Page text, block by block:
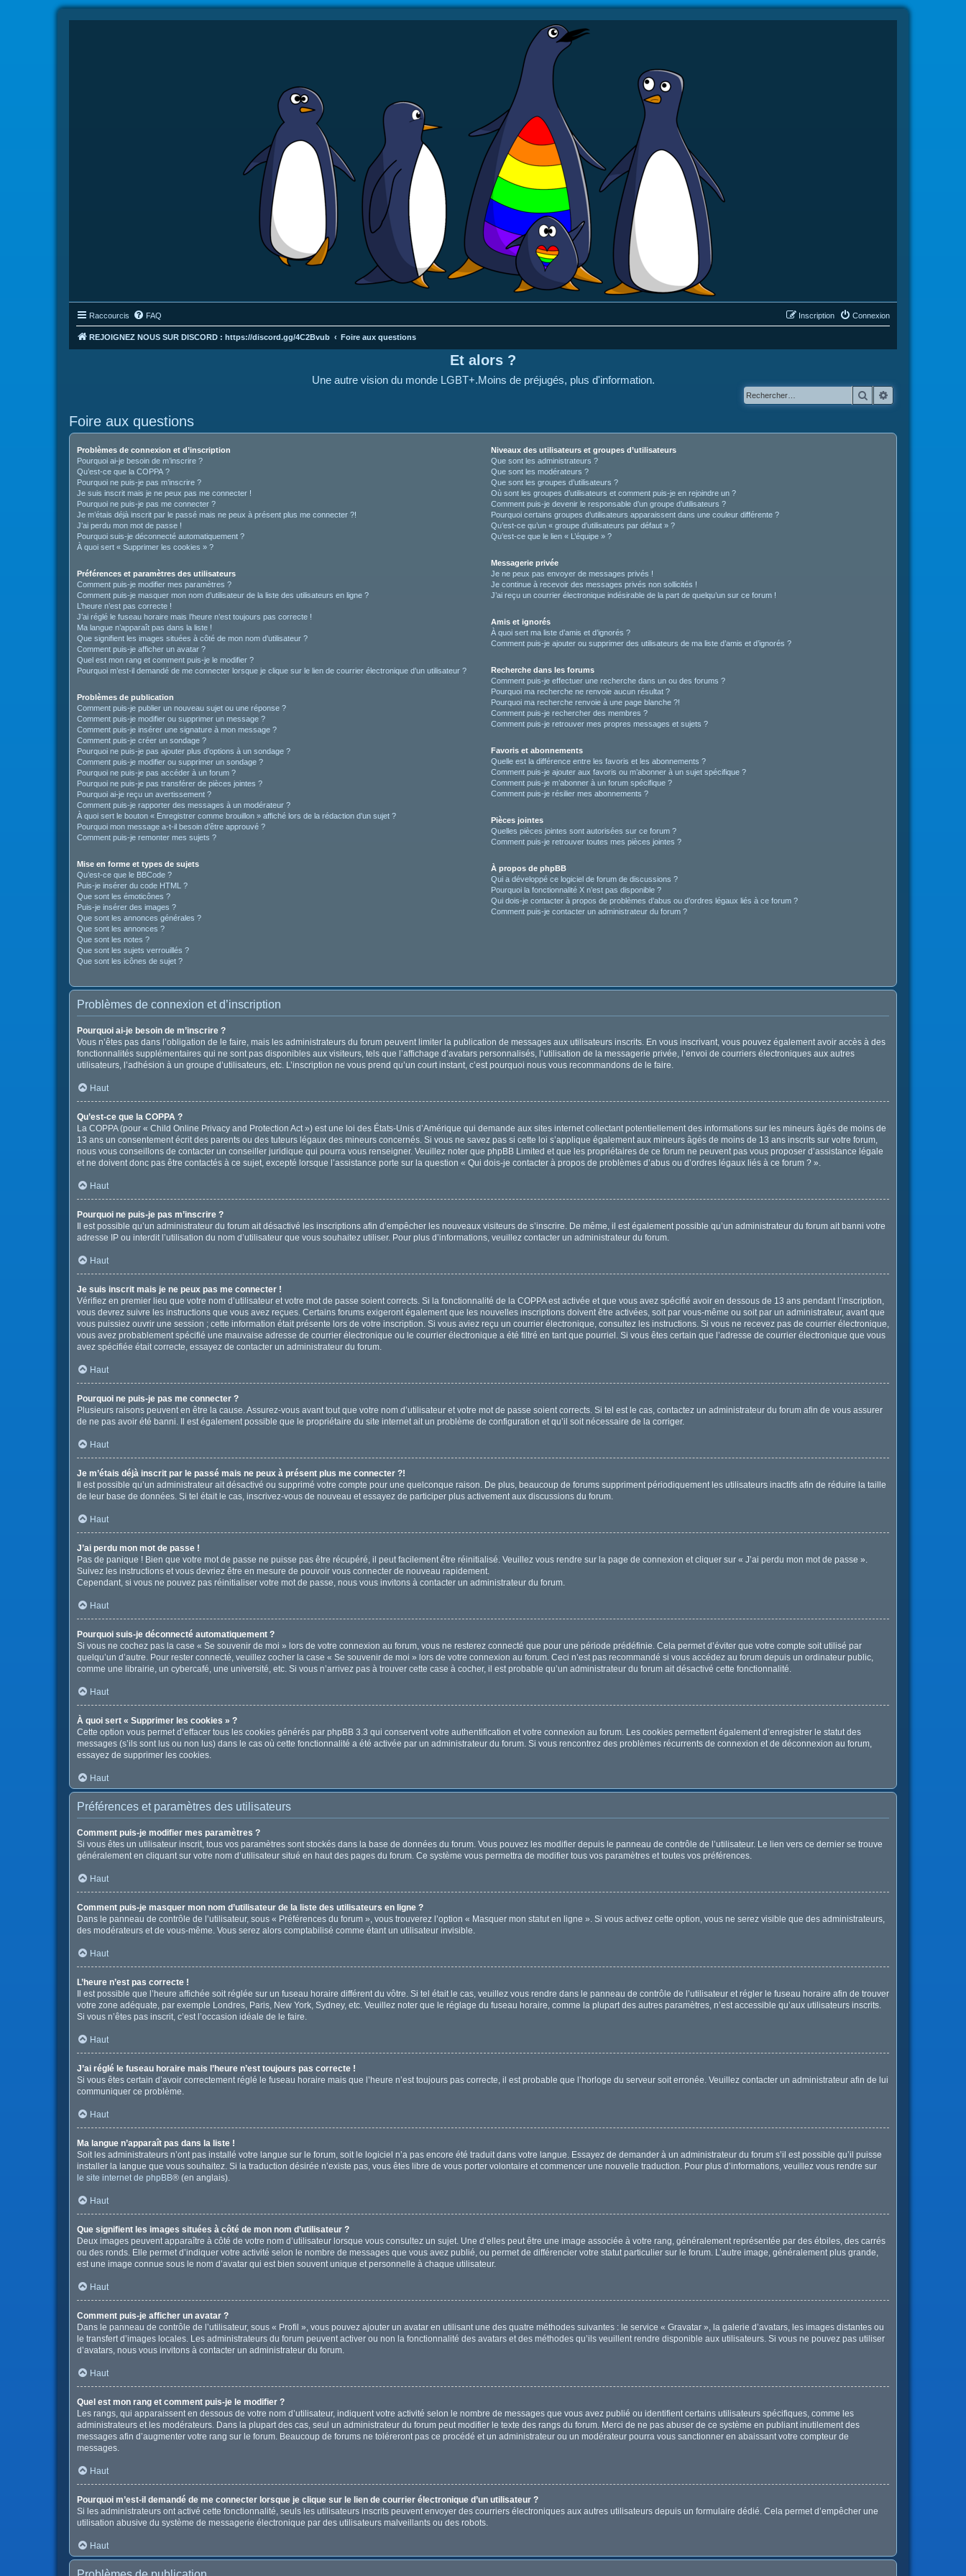
Raccourcis FAQ Connexion
Inscription
REJOIGNEZ NOUS SUR DISCORD : https://discord.gg/4C2Bvub Foire aux questions
Et alors ?
Une autre vision du monde LGBT+.Moins de préjugés, plus d'information.
Rechercher
Foire aux questions
Problèmes de connexion et d’inscription
Pourquoi ai-je besoin de m’inscrire ?
Qu’est-ce que la COPPA ?
Pourquoi ne puis-je pas m’inscrire ?
Je suis inscrit mais je ne peux pas me connecter !
Pourquoi ne puis-je pas me connecter ?
Je m’étais déjà inscrit par le passé mais ne peux à présent plus me connecter ?!
J’ai perdu mon mot de passe !
Pourquoi suis-je déconnecté automatiquement ?
À quoi sert « Supprimer les cookies » ?
Préférences et paramètres des utilisateurs
Comment puis-je modifier mes paramètres ?
Comment puis-je masquer mon nom d’utilisateur de la liste des utilisateurs en ligne ?
L’heure n’est pas correcte !
J’ai réglé le fuseau horaire mais l’heure n’est toujours pas correcte !
Ma langue n’apparaît pas dans la liste !
Que signifient les images situées à côté de mon nom d’utilisateur ?
Comment puis-je afficher un avatar ?
Quel est mon rang et comment puis-je le modifier ?
Pourquoi m’est-il demandé de me connecter lorsque je clique sur le lien de courrier électronique d’un utilisateur ?
Problèmes de publication
Comment puis-je publier un nouveau sujet ou une réponse ?
Comment puis-je modifier ou supprimer un message ?
Comment puis-je insérer une signature à mon message ?
Comment puis-je créer un sondage ?
Pourquoi ne puis-je pas ajouter plus d’options à un sondage ?
Comment puis-je modifier ou supprimer un sondage ?
Pourquoi ne puis-je pas accéder à un forum ?
Pourquoi ne puis-je pas transférer de pièces jointes ?
Pourquoi ai-je reçu un avertissement ?
Comment puis-je rapporter des messages à un modérateur ?
À quoi sert le bouton « Enregistrer comme brouillon » affiché lors de la rédaction d’un sujet ?
Pourquoi mon message a-t-il besoin d’être approuvé ?
Comment puis-je remonter mes sujets ?
Mise en forme et types de sujets
Qu’est-ce que le BBCode ?
Puis-je insérer du code HTML ?
Que sont les émoticônes ?
Puis-je insérer des images ?
Que sont les annonces générales ?
Que sont les annonces ?
Que sont les notes ?
Que sont les sujets verrouillés ?
Que sont les icônes de sujet ?
Niveaux des utilisateurs et groupes d’utilisateurs
Que sont les administrateurs ?
Que sont les modérateurs ?
Que sont les groupes d’utilisateurs ?
Où sont les groupes d’utilisateurs et comment puis-je en rejoindre un ?
Comment puis-je devenir le responsable d’un groupe d’utilisateurs ?
Pourquoi certains groupes d’utilisateurs apparaissent dans une couleur différente ?
Qu’est-ce qu’un « groupe d’utilisateurs par défaut » ?
Qu’est-ce que le lien « L’équipe » ?
Messagerie privée
Je ne peux pas envoyer de messages privés !
Je continue à recevoir des messages privés non sollicités !
J’ai reçu un courrier électronique indésirable de la part de quelqu’un sur ce forum !
Amis et ignorés
À quoi sert ma liste d’amis et d’ignorés ?
Comment puis-je ajouter ou supprimer des utilisateurs de ma liste d’amis et d’ignorés ?
Recherche dans les forums
Comment puis-je effectuer une recherche dans un ou des forums ?
Pourquoi ma recherche ne renvoie aucun résultat ?
Pourquoi ma recherche renvoie à une page blanche ?!
Comment puis-je rechercher des membres ?
Comment puis-je retrouver mes propres messages et sujets ?
Favoris et abonnements
Quelle est la différence entre les favoris et les abonnements ?
Comment puis-je ajouter aux favoris ou m’abonner à un sujet spécifique ?
Comment puis-je m’abonner à un forum spécifique ?
Comment puis-je résilier mes abonnements ?
Pièces jointes
Quelles pièces jointes sont autorisées sur ce forum ?
Comment puis-je retrouver toutes mes pièces jointes ?
À propos de phpBB
Qui a développé ce logiciel de forum de discussions ?
Pourquoi la fonctionnalité X n’est pas disponible ?
Qui dois-je contacter à propos de problèmes d’abus ou d’ordres légaux liés à ce forum ?
Comment puis-je contacter un administrateur du forum ?
Problèmes de connexion et d’inscription
Pourquoi ai-je besoin de m’inscrire ?
Vous n’êtes pas dans l’obligation de le faire, mais les administrateurs du forum peuvent limiter la publication de messages aux utilisateurs inscrits. En vous inscrivant, vous pouvez également avoir accès à des
fonctionnalités supplémentaires qui ne sont pas disponibles aux visiteurs, tels que l’affichage d’avatars personnalisés, l’utilisation de la messagerie privée, l’envoi de courriers électroniques aux autres
utilisateurs, l’adhésion à un groupe d’utilisateurs, etc. L’inscription ne vous prend qu’un court instant, c’est pourquoi nous vous recommandons de le faire.
Haut
Qu’est-ce que la COPPA ?
La COPPA (pour « Child Online Privacy and Protection Act ») est une loi des États-Unis d’Amérique qui demande aux sites internet collectant potentiellement des informations sur les mineurs âgés de moins de
13 ans un consentement écrit des parents ou des tuteurs légaux des mineurs concernés. Si vous ne savez pas si cette loi s’applique également aux mineurs âgés de moins de 13 ans inscrits sur votre forum,
nous vous conseillons de contacter un conseiller juridique qui pourra vous renseigner. Veuillez noter que phpBB Limited et que les propriétaires de ce forum ne peuvent pas vous proposer d’assistance légale
et ne doivent donc pas être contactés à ce sujet, excepté lorsque l’assistance porte sur la question « Qui dois-je contacter à propos de problèmes d’abus ou d’ordres légaux liés à ce forum ? ».
Haut
Pourquoi ne puis-je pas m’inscrire ?
Il est possible qu’un administrateur du forum ait désactivé les inscriptions afin d’empêcher les nouveaux visiteurs de s’inscrire. De même, il est également possible qu’un administrateur du forum ait banni votre
adresse IP ou interdit l’utilisation du nom d’utilisateur que vous souhaitez utiliser. Pour plus d’informations, veuillez contacter un administrateur du forum.
Haut
Je suis inscrit mais je ne peux pas me connecter !
Vérifiez en premier lieu que votre nom d’utilisateur et votre mot de passe soient corrects. Si la fonctionnalité de la COPPA est activée et que vous avez spécifié avoir en dessous de 13 ans pendant l’inscription,
vous devrez suivre les instructions que vous avez reçues. Certains forums exigeront également que les nouvelles inscriptions doivent être activées, soit par vous-même ou soit par un administrateur, avant que
vous puissiez ouvrir une session ; cette information était présente lors de votre inscription. Si vous aviez reçu un courrier électronique, consultez les instructions. Si vous ne recevez pas de courrier électronique,
vous avez probablement spécifié une mauvaise adresse de courrier électronique ou le courrier électronique a été filtré en tant que pourriel. Si vous êtes certain que l’adresse de courrier électronique que vous
avez spécifiée était correcte, essayez de contacter un administrateur du forum.
Haut
Pourquoi ne puis-je pas me connecter ?
Plusieurs raisons peuvent en être la cause. Assurez-vous avant tout que votre nom d’utilisateur et votre mot de passe soient corrects. Si tel est le cas, contactez un administrateur du forum afin de vous assurer
de ne pas avoir été banni. Il est également possible que le propriétaire du site internet ait un problème de configuration et qu’il soit nécessaire de la corriger.
Haut
Je m’étais déjà inscrit par le passé mais ne peux à présent plus me connecter ?!
Il est possible qu’un administrateur ait désactivé ou supprimé votre compte pour une quelconque raison. De plus, beaucoup de forums suppriment périodiquement les utilisateurs inactifs afin de réduire la taille
de leur base de données. Si tel était le cas, inscrivez-vous de nouveau et essayez de participer plus activement aux discussions du forum.
Haut
J’ai perdu mon mot de passe !
Pas de panique ! Bien que votre mot de passe ne puisse pas être récupéré, il peut facilement être réinitialisé. Veuillez vous rendre sur la page de connexion et cliquer sur « J’ai perdu mon mot de passe ».
Suivez les instructions et vous devriez être en mesure de pouvoir vous connecter de nouveau rapidement.
Cependant, si vous ne pouvez pas réinitialiser votre mot de passe, nous vous invitons à contacter un administrateur du forum.
Haut
Pourquoi suis-je déconnecté automatiquement ?
Si vous ne cochez pas la case « Se souvenir de moi » lors de votre connexion au forum, vous ne resterez connecté que pour une période prédéfinie. Cela permet d’éviter que votre compte soit utilisé par
quelqu’un d’autre. Pour rester connecté, veuillez cocher la case « Se souvenir de moi » lors de votre connexion au forum. Ceci n’est pas recommandé si vous accédez au forum depuis un ordinateur public,
comme une librairie, un cybercafé, une université, etc. Si vous n’arrivez pas à trouver cette case à cocher, il est probable qu’un administrateur du forum ait désactivé cette fonctionnalité.
Haut
À quoi sert « Supprimer les cookies » ?
Cette option vous permet d’effacer tous les cookies générés par phpBB 3.3 qui conservent votre authentification et votre connexion au forum. Les cookies permettent également d’enregistrer le statut des
messages (s’ils sont lus ou non lus) dans le cas où cette fonctionnalité a été activée par un administrateur du forum. Si vous rencontrez des problèmes récurrents de connexion et de déconnexion au forum,
essayez de supprimer les cookies.
Haut
Préférences et paramètres des utilisateurs
Comment puis-je modifier mes paramètres ?
Si vous êtes un utilisateur inscrit, tous vos paramètres sont stockés dans la base de données du forum. Vous pouvez les modifier depuis le panneau de contrôle de l’utilisateur. Le lien vers ce dernier se trouve
généralement en cliquant sur votre nom d’utilisateur situé en haut des pages du forum. Ce système vous permettra de modifier tous vos paramètres et toutes vos préférences.
Haut
Comment puis-je masquer mon nom d’utilisateur de la liste des utilisateurs en ligne ?
Dans le panneau de contrôle de l’utilisateur, sous « Préférences du forum », vous trouverez l’option « Masquer mon statut en ligne ». Si vous activez cette option, vous ne serez visible que des administrateurs,
des modérateurs et de vous-même. Vous serez alors comptabilisé comme étant un utilisateur invisible.
Haut
L’heure n’est pas correcte !
Il est possible que l’heure affichée soit réglée sur un fuseau horaire différent du vôtre. Si tel était le cas, veuillez vous rendre dans le panneau de contrôle de l’utilisateur et régler le fuseau horaire afin de trouver
votre zone adéquate, par exemple Londres, Paris, New York, Sydney, etc. Veuillez noter que le réglage du fuseau horaire, comme la plupart des autres paramètres, n’est accessible qu’aux utilisateurs inscrits.
Si vous n’êtes pas inscrit, c’est l’occasion idéale de le faire.
Haut
J’ai réglé le fuseau horaire mais l’heure n’est toujours pas correcte !
Si vous êtes certain d’avoir correctement réglé le fuseau horaire mais que l’heure n’est toujours pas correcte, il est probable que l’horloge du serveur soit erronée. Veuillez contacter un administrateur afin de lui
communiquer ce problème.
Haut
Ma langue n’apparaît pas dans la liste !
Soit les administrateurs n’ont pas installé votre langue sur le forum, soit le logiciel n’a pas encore été traduit dans votre langue. Essayez de demander à un administrateur du forum s’il est possible qu’il puisse
installer la langue que vous souhaitez. Si la traduction désirée n’existe pas, vous êtes libre de vous porter volontaire et commencer une nouvelle traduction. Pour plus d’informations, veuillez vous rendre sur
le site internet de phpBB® (en anglais).
Haut
Que signifient les images situées à côté de mon nom d’utilisateur ?
Deux images peuvent apparaître à côté de votre nom d’utilisateur lorsque vous consultez un sujet. Une d’elles peut être une image associée à votre rang, généralement représentée par des étoiles, des carrés
ou des ronds. Elle permet d’indiquer votre activité selon le nombre de messages que vous avez publié, ou permet de différencier votre statut particulier sur le forum. L’autre image, généralement plus grande,
est une image connue sous le nom d’avatar qui est bien souvent unique et personnelle à chaque utilisateur.
Haut
Comment puis-je afficher un avatar ?
Dans le panneau de contrôle de l’utilisateur, sous « Profil », vous pouvez ajouter un avatar en utilisant une des quatre méthodes suivantes : le service « Gravatar », la galerie d’avatars, les images distantes ou
le transfert d’images locales. Les administrateurs du forum peuvent activer ou non la fonctionnalité des avatars et des méthodes qu’ils veuillent rendre disponible aux utilisateurs. Si vous ne pouvez pas utiliser
d’avatars, nous vous invitons à contacter un administrateur du forum.
Haut
Quel est mon rang et comment puis-je le modifier ?
Les rangs, qui apparaissent en dessous de votre nom d’utilisateur, indiquent votre activité selon le nombre de messages que vous avez publié ou identifient certains utilisateurs spécifiques, comme les
administrateurs et les modérateurs. Dans la plupart des cas, seul un administrateur du forum peut modifier le texte des rangs du forum. Merci de ne pas abuser de ce système en publiant inutilement des
messages afin d’augmenter votre rang sur le forum. Beaucoup de forums ne toléreront pas ce procédé et un administrateur ou un modérateur pourra vous sanctionner en abaissant votre compteur de
messages.
Haut
Pourquoi m’est-il demandé de me connecter lorsque je clique sur le lien de courrier électronique d’un utilisateur ?
Si les administrateurs ont activé cette fonctionnalité, seuls les utilisateurs inscrits peuvent envoyer des courriers électroniques aux autres utilisateurs depuis un formulaire dédié. Cela permet d’empêcher une
utilisation abusive du système de messagerie électronique par des utilisateurs malveillants ou des robots.
Haut